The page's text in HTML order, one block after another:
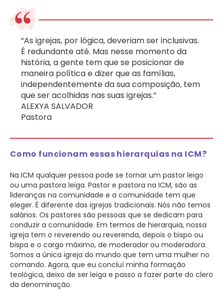
“As igrejas, por lógica, deveriam ser inclusivas.
É redundante até. Mas nesse momento da
história, a gente tem que se posicionar de
maneira política e dizer que as famílias,
independentemente da sua composição, tem
que ser acolhidas nas suas igrejas.”
ALEXYA SALVADOR
Pastora
Como funcionam essas hierarquias na ICM?
Na ICM qualquer pessoa pode se tornar um pastor leigo
ou uma pastora leiga. Pastor e pastora na ICM, são as
lideranças na comunidade e a comunidade tem que
eleger. É diferente das igrejas tradicionais. Nós não temos
salários. Os pastores são pessoas que se dedicam para
conduzir a comunidade. Em termos de hierarquia, nossa
igreja tem o reverendo ou reverenda, depois o bispo ou
bispa e o cargo máximo, de moderador ou moderadora.
Somos a única igreja do mundo que tem uma mulher no
comando. Agora, que eu concluí minha formação
teológica, deixo de ser leiga e passo a fazer parte do clero
da denominação.